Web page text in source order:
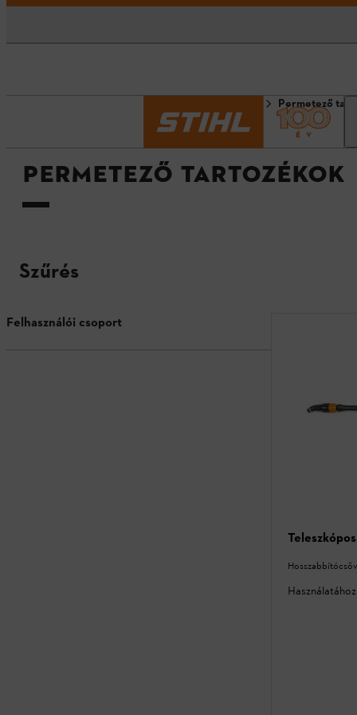
Permetező
PERMETEZŐ TARTOZÉKOK
Szűrés
Felhasználói csoport